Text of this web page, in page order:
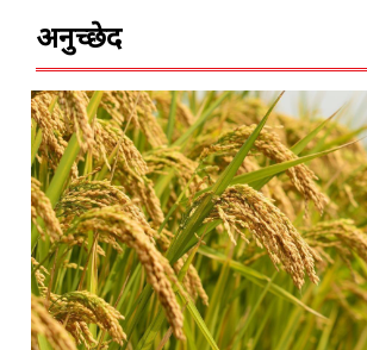
अनुच्छेद